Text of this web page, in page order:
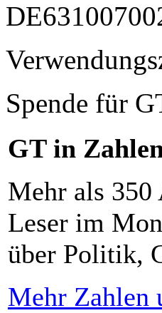
Spende für
GT in
Mehr als 350
Leser im
über Politik,
Mehr Zahlen